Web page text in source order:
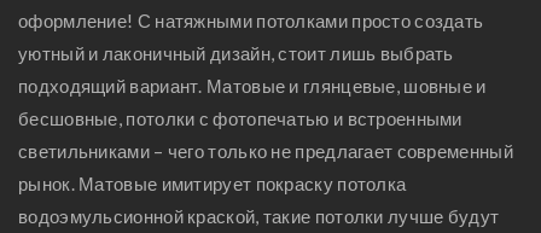
оформление! С натяжными потолками просто создать
уютный и лаконичный дизайн, стоит лишь выбрать
подходящий вариант. Матовые и глянцевые, шовные и
бесшовные, потолки с фотопечатью и встроенными
светильниками – чего только не предлагает современный
рынок. Матовые имитирует покраску потолка
водоэмульсионной краской, такие потолки лучше будут